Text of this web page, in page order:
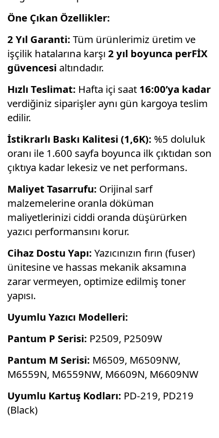
Öne Çıkan Özellikler:
2 Yıl Garanti: Tüm ürünlerimiz üretim ve
işçilik hatalarına karşı 2 yıl boyunca perFİX
güvencesi altındadır.
Hızlı Teslimat: Hafta içi saat 16:00’ya kadar
verdiğiniz siparişler aynı gün kargoya teslim
edilir.
İstikrarlı Baskı Kalitesi (1,6K): %5 doluluk
oranı ile 1.600 sayfa boyunca ilk çıktıdan son
çıktıya kadar lekesiz ve net performans.
Maliyet Tasarrufu: Orijinal sarf
malzemelerine oranla döküman
maliyetlerinizi ciddi oranda düşürürken
yazıcı performansını korur.
Cihaz Dostu Yapı: Yazıcınızın fırın (fuser)
ünitesine ve hassas mekanik aksamına
zarar vermeyen, optimize edilmiş toner
yapısı.
Uyumlu Yazıcı Modelleri:
Pantum P Serisi: P2509, P2509W
Pantum M Serisi: M6509, M6509NW,
M6559N, M6559NW, M6609N, M6609NW
Uyumlu Kartuş Kodları: PD-219, PD219
(Black)